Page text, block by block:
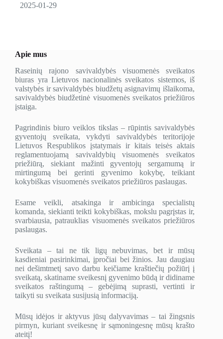
2025-01-29
Apie mus
Raseinių rajono savivaldybės visuomenės sveikatos
biuras yra Lietuvos nacionalinės sveikatos sistemos, iš
valstybės ir savivaldybės biudžetų asignavimų išlaikoma,
savivaldybės biudžetinė visuomenės sveikatos priežiūros
įstaiga.
Pagrindinis biuro veiklos tikslas – rūpintis savivaldybės
gyventojų sveikata, vykdyti savivaldybės teritorijoje
Lietuvos Respublikos įstatymais ir kitais teisės aktais
reglamentuojamą savivaldybių visuomenės sveikatos
priežiūrą, siekiant mažinti gyventojų sergamumą ir
mirtingumą bei gerinti gyvenimo kokybę, teikiant
kokybiškas visuomenės sveikatos priežiūros paslaugas.
Esame veikli, atsakinga ir ambicinga specialistų
komanda, siekianti teikti kokybiškas, mokslu pagrįstas ir,
svarbiausia, patrauklias visuomenės sveikatos priežiūros
paslaugas.
Sveikata – tai ne tik ligų nebuvimas, bet ir mūsų
kasdieniai pasirinkimai, įpročiai bei žinios. Jau daugiau
nei dešimtmetį savo darbu keičiame kraštiečių požiūrį į
sveikatą, skatiname sveikesnį gyvenimo būdą ir didiname
sveikatos raštingumą – gebėjimą suprasti, vertinti ir
taikyti su sveikata susijusią informaciją.
Mūsų idėjos ir aktyvus jūsų dalyvavimas – tai žingsnis
pirmyn, kuriant sveikesnę ir sąmoningesnę mūsų krašto
ateitį!